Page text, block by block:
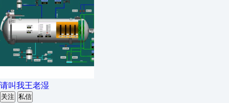
请叫我王老湿
关注 私信